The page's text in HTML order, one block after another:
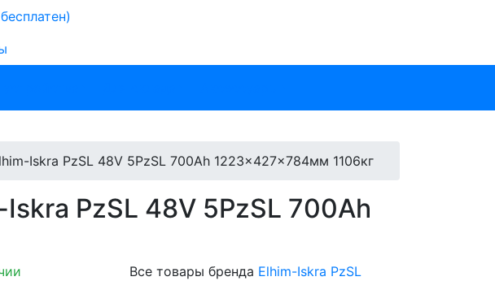
Iskra PzSL 48V 5PzSL 700Ah 1223x427x784мм 1106кг
PzSL 48V 5PzSL 700Ah
Все товары бренда Elhim-Iskra PzSL